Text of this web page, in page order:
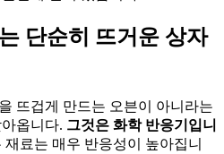
단순히 뜨거운 상자
뜨겁게 만드는 오븐이 아니라는
옵니다. 그것은 화학 반응기입니
료는 매우 반응성이 높아집니